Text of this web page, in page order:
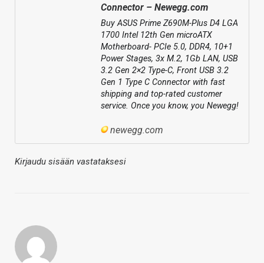
Connector – Newegg.com
Buy ASUS Prime Z690M-Plus D4 LGA
1700 Intel 12th Gen microATX
Motherboard- PCIe 5.0, DDR4, 10+1
Power Stages, 3x M.2, 1Gb LAN, USB
3.2 Gen 2×2 Type-C, Front USB 3.2
Gen 1 Type C Connector with fast
shipping and top-rated customer
service. Once you know, you Newegg!
newegg.com
Kirjaudu sisään vastataksesi